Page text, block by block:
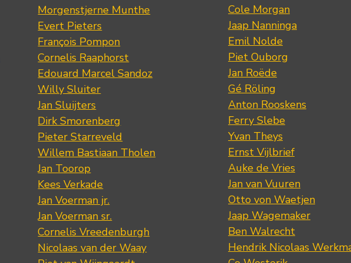
Morgenstjerne Munthe
Evert Pieters
François Pompon
Cornelis Raaphorst
Edouard Marcel Sandoz
Willy Sluiter
Jan Sluijters
Dirk Smorenberg
Pieter Starreveld
Willem Bastiaan Tholen
Jan Toorop
Kees Verkade
Jan Voerman jr.
Jan Voerman sr.
Cornelis Vreedenburgh
Nicolaas van der Waay
Cole Morgan
Jaap Nanninga
Emil Nolde
Piet Ouborg
Jan Roëde
Gé Röling
Anton Rooskens
Ferry Slebe
Yvan Theys
Ernst Vijlbrief
Auke de Vries
Jan van Vuuren
Otto von Waetjen
Jaap Wagemaker
Ben Walrecht
Hendrik Nicolaas